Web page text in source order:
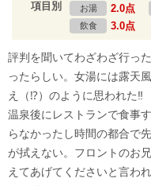
項目別 お湯 2.0点
飲食 3.0点
評判を聞いてわざわざ行っ
ったらしい。女湯には露天
え（⁉︎）のように思われた‼️
温泉後にレストランで食事
らなかったし時間の都合で
が拭えない。フロントのお
えてあげてくださいと言わ